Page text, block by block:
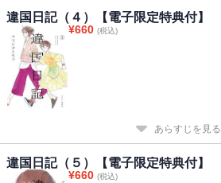
違国日記（４）【電子限定特典付】
¥660 (税込)
あらすじを見る
違国日記（５）【電子限定特典付】
¥660 (税込)